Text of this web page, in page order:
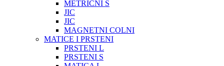
METRIČNI S
JIC
JIC
MAGNETNI COLNI
MATICE I PRSTENI
PRSTENI L
PRSTENI S